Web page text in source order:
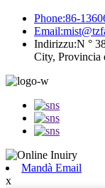
Phone:86-
Email:
Indirizzu:N °
City, Provincia
Mandà Email
x